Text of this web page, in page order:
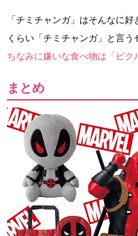
「チミチャンガ」はそんなに
くらい「チミチャンガ」と言う
ちなみに嫌いな食べ物は「ピク
まとめ